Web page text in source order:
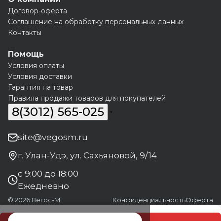
Договор-оферта
Соглашение на обработку персональных данных
Контакты
Помощь
Условия оплаты
Условия доставки
Гарантия на товар
Правила продажи товаров для покупателей
8(3012) 565-025
site@vegosm.ru
г. Улан-Удэ, ул. Сахьяновой, 9/14
с 9:00 до 18:00
Ежедневно
© 2026 Вегос-М КонфиденциальностьОферта